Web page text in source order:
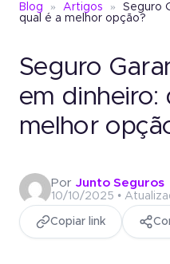
Produtos
Conheça o
Conheça o
Seguro Garantia
Um jeito simples de
sem bloquear recursos.
Atendimento
Blog
Blog » Artigos »
Seguro
qual é a melhor opção?
Seguro
em dinheiro:
melhor
Por Junto Seguros
10/10/2025 •
Copiar link